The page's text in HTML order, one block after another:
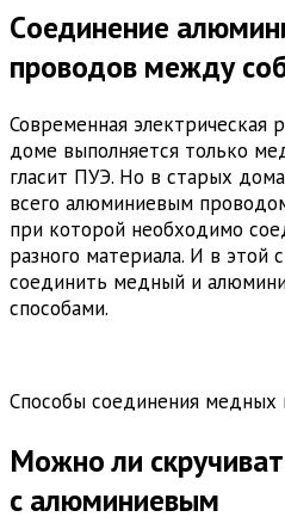
Cоединение
проводов между
Современная электрическая
доме выполняется только
гласит ПУЭ. Но в старых
всего алюминиевым
при которой необходимо
разного материала. И в этой
соединить медный и
способами.
Способы соединения
Можно ли
с алюминиевым